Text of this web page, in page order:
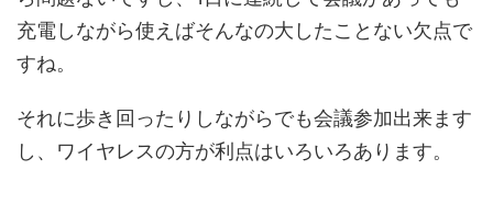
充電しながら使えばそんなの大したことない欠点で
すね。
それに歩き回ったりしながらでも会議参加出来ます
し、ワイヤレスの方が利点はいろいろあります。